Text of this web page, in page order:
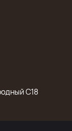
C18